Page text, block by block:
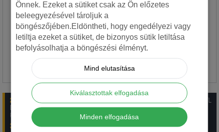
2-4 munkanap:1 db Hankook 225/70R16 103H RA33 Dynapro HP 2 TL
DOT23
Rendelési szám: 29_14298
36 350 Ft/ db (~102.97€)
Önnek. Ezeket a sütiket csak az Ön előzetes
beleegyezésével tároljuk a
böngészőjében.Eldöntheti, hogy engedélyezi vagy
letiltja ezeket a sütiket, de bizonyos sütik letiltása
befolyásolhatja a böngészési élményt.
Mind elutasítása
Kiválasztottak elfogadása
Minden elfogadása